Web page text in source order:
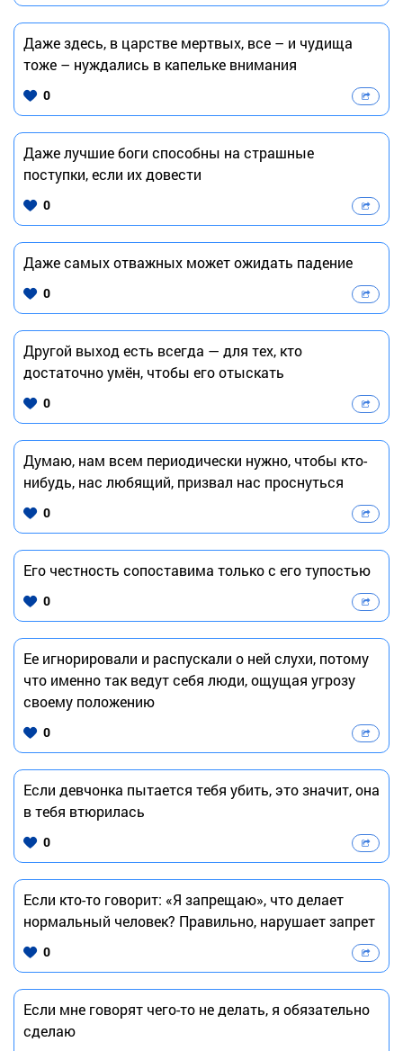
Даже здесь, в царстве мертвых, все – и чудища
тоже – нуждались в капельке внимания
0
Даже лучшие боги способны на страшные
поступки, если их довести
0
Даже самых отважных может ожидать падение
0
Другой выход есть всегда — для тех, кто
достаточно умён, чтобы его отыскать
0
Думаю, нам всем периодически нужно, чтобы кто-
нибудь, нас любящий, призвал нас проснуться
0
Его честность сопоставима только с его тупостью
0
Ее игнорировали и распускали о ней слухи, потому
что именно так ведут себя люди, ощущая угрозу
своему положению
0
Если девчонка пытается тебя убить, это значит, она
в тебя втюрилась
0
Если кто-то говорит: «Я запрещаю», что делает
нормальный человек? Правильно, нарушает запрет
0
Если мне говорят чего-то не делать, я обязательно
сделаю